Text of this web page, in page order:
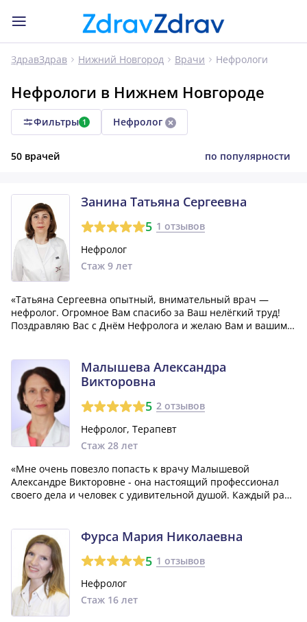
ЗдравЗдрав Нижний Новгород Врачи Нефрологи
Нефрологи в Нижнем Новгороде
Фильтры 1 Нефролог
50 врачей по популярности
Занина Татьяна Сергеевна
5 1 отзывов
Нефролог
Стаж 9 лет
«Татьяна Сергеевна опытный, внимательный врач —
нефролог. Огромное Вам спасибо за Ваш нелёгкий труд!
Поздравляю Вас с Днём Нефролога и желаю Вам и вашим
Малышева Александра
Викторовна
5 2 отзывов
Нефролог, Терапевт
Стаж 28 лет
«Мне очень повезло попасть к врачу Малышевой
Александре Викторовне - она настоящий профессионал
своего дела и человек с удивительной душой. Каждый раз,
интересующие меня вопросы о моем заболеван...»
Фурса Мария Николаевна
5 1 отзывов
Нефролог
Стаж 16 лет